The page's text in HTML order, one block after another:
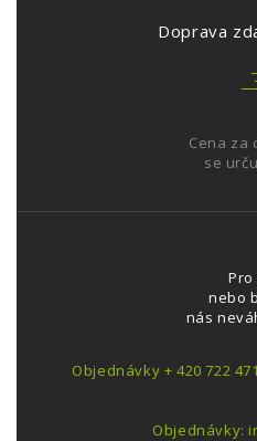
Doprava
Cena za
se
nebo
nás
Objednávky + 420 722
Objednávky: